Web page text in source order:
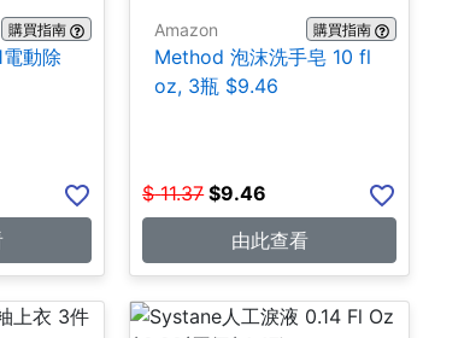
購買指南
動除
Amazon 購買指南
Method 泡沫洗手皂 10 fl
oz, 3瓶 $9.46
$ 11.37 $9.46
由此查看